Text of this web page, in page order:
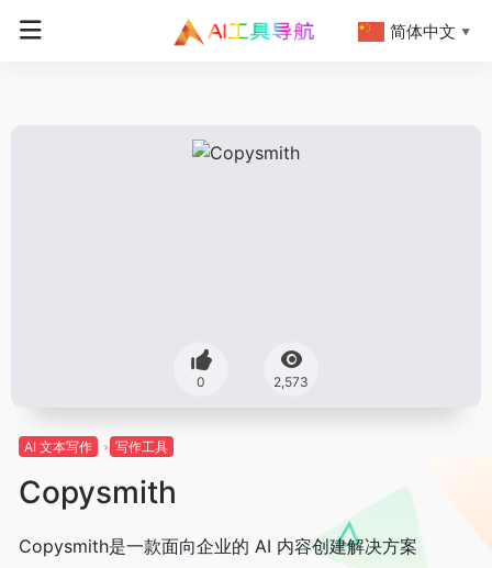
0 2,573
AI 文本写作 写作工具
Copysmith
Copysmith是一款面向企业的 AI 内容创建解决方案
简体中文 ▼